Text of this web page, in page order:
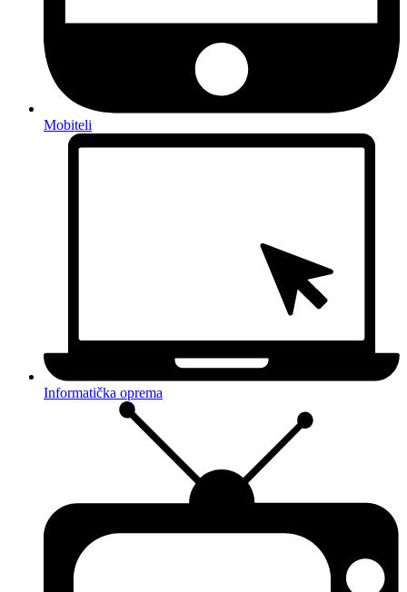
Mobiteli
Informatička oprema